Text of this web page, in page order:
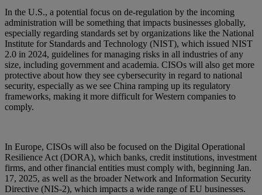
In the U.S., a potential focus on de-regulation by the incoming
administration will be something that impacts businesses globally,
especially regarding standards set by organizations like the National
Institute for Standards and Technology (NIST), which issued NIST
2.0 in 2024, guidelines for managing risks in all industries of any
size, including government and academia. CISOs will also get more
protective about how they see cybersecurity in regard to national
security, especially as we see China ramping up its regulatory
frameworks, making it more difficult for Western companies to
comply.
In Europe, CISOs will also be focused on the Digital Operational
Resilience Act (DORA), which banks, credit institutions, investment
firms, and other financial entities must comply with, beginning Jan.
17, 2025, as well as the broader Network and Information Security
Directive (NIS-2), which impacts a wide range of EU businesses.